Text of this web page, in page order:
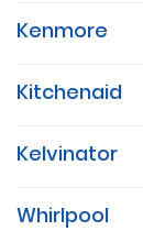
Kenmore
Kitchenaid
Kelvinator
Whirlpool